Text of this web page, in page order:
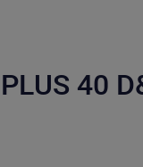
40